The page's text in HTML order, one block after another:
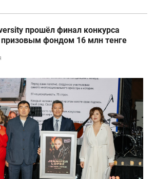
прошёл финал конкурса
призовым фондом 16 млн тенге